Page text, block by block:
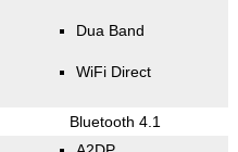
Dua Band
WiFi Direct
Bluetooth 4.1